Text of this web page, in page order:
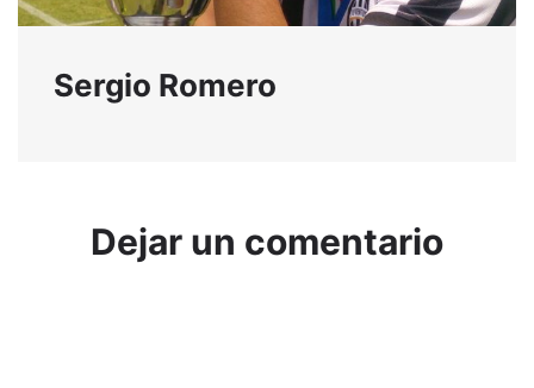
Sergio Romero
Dejar un comentario